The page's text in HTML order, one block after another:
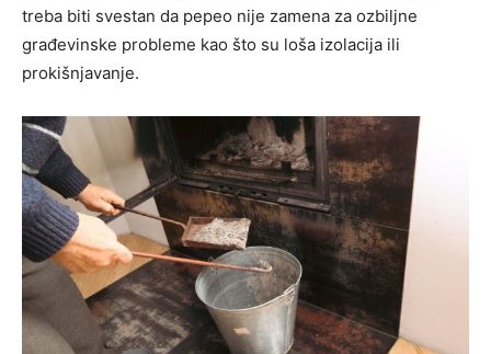
treba biti svestan da pepeo nije zamena za ozbiljne
građevinske probleme kao što su loša izolacija ili
prokišnjavanje.